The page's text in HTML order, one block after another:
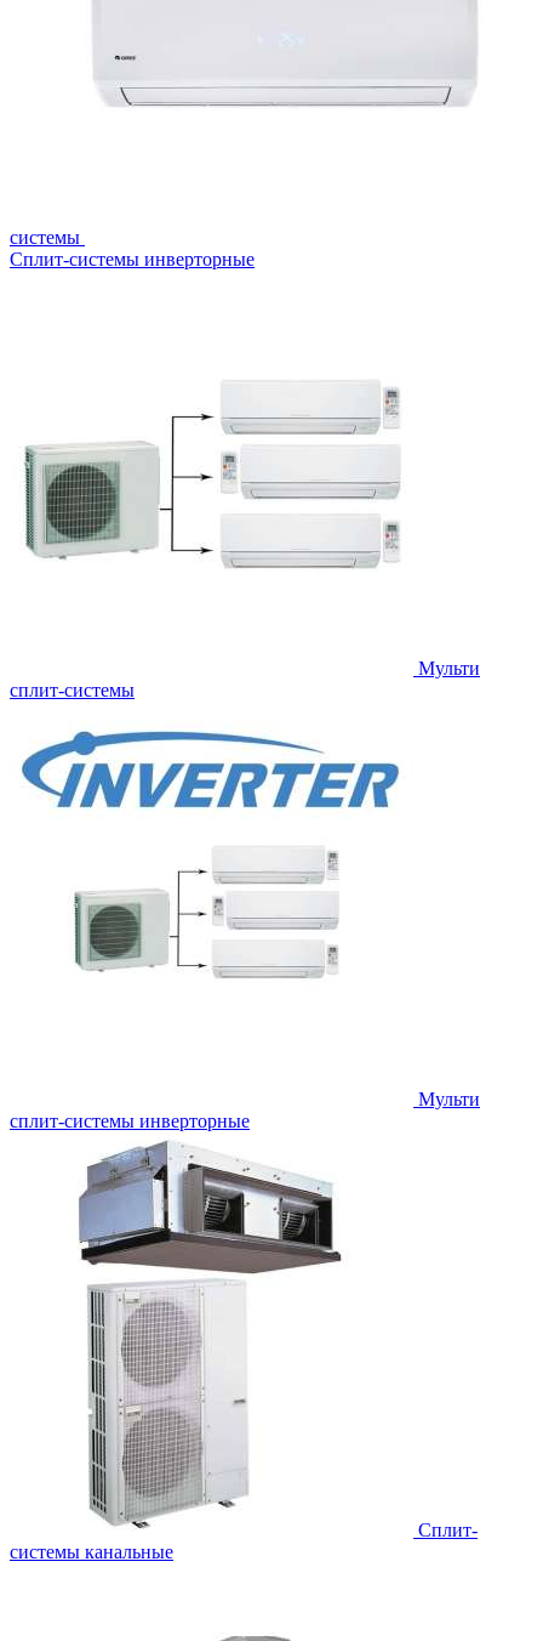
системы
Сплит-системы инверторные
Мульти
сплит-системы
Мульти
сплит-системы инверторные
Сплит-
системы канальные